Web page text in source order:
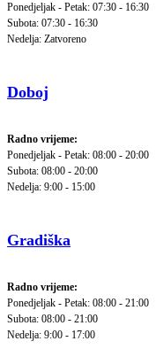
Ponedjeljak - Petak: 07:30 - 16:30
Subota: 07:30 - 16:30
Nedelja: Zatvoreno
Doboj
Radno vrijeme:
Ponedjeljak - Petak: 08:00 - 20:00
Subota: 08:00 - 20:00
Nedelja: 9:00 - 15:00
Gradiška
Radno vrijeme:
Ponedjeljak - Petak: 08:00 - 21:00
Subota: 08:00 - 21:00
Nedelja: 9:00 - 17:00